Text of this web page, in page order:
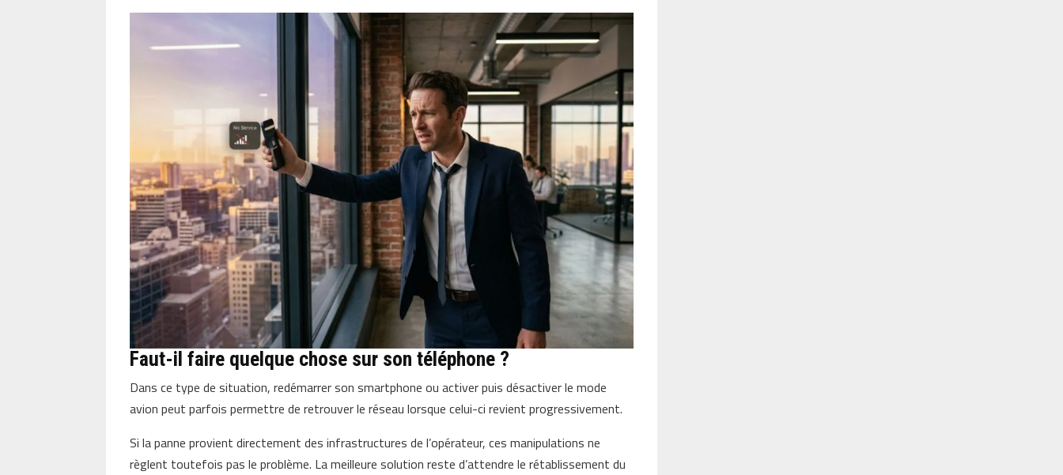
Faut-il faire quelque chose sur son téléphone ?
Dans ce type de situation, redémarrer son smartphone ou activer puis désactiver le mode
avion peut parfois permettre de retrouver le réseau lorsque celui-ci revient progressivement.
Si la panne provient directement des infrastructures de l’opérateur, ces manipulations ne
règlent toutefois pas le problème. La meilleure solution reste d’attendre le rétablissement du